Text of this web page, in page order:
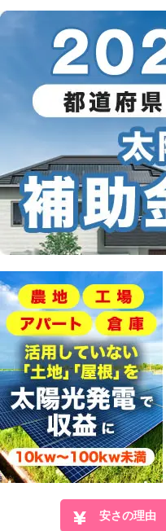
安さの理由